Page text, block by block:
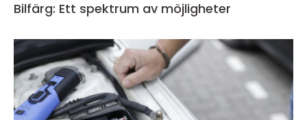
Bilfärg: Ett spektrum av möjligheter